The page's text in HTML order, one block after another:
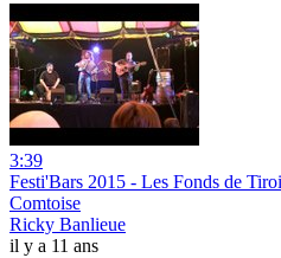
3:39
Festi'Bars 2015 - Les Fonds de
Comtoise
Ricky Banlieue
il y a 11 ans